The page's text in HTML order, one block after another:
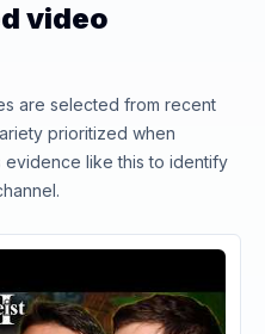
video
are selected from recent
prioritized when
evidence like this to identify